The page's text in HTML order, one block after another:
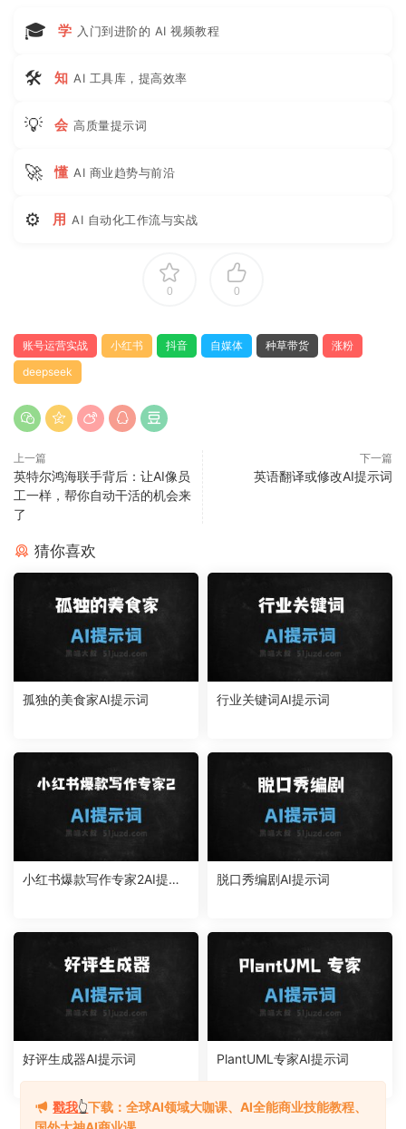
🎓 学 入门到进阶的 AI 视频教程
🛠 知 AI 工具库，提高效率
💡 会 高质量提示词
🚀 懂 AI 商业趋势与前沿
⚙ 用 AI 自动化工作流与实战
0 0
账号运营实战 小红书 抖音 自媒体 种草带货
涨粉
deepseek
上一篇
英特尔鸿海联手背后：让AI像员
工一样，帮你自动干活的机会来
了
下一篇
英语翻译或修改AI提示词
猜你喜欢
孤独的美食家AI提示词 行业关键词AI提示词
小红书爆款写作专家2AI提示
脱口秀编剧AI提示词
好评生成器AI提示词 PlantUML专家AI提示词
戳我👆下载：全球AI领域大咖课、AI全能商业技能教程、